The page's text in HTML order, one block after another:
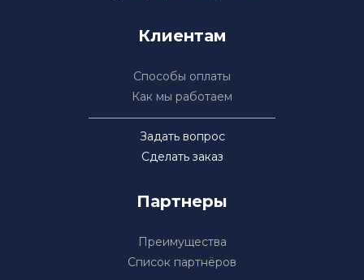
Клиентам
Способы оплаты
Как мы работаем
Задать вопрос
Сделать заказ
Партнеры
Преимущества
Список партнёров